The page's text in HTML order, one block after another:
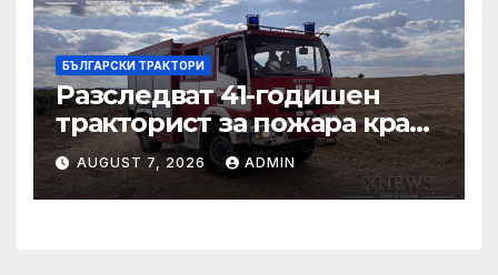
БЪЛГАРСКИ ТРАКТОРИ
Разследват 41-годишен
тракторист за пожара край
Българска поляна
AUGUST 7, 2026 ADMIN